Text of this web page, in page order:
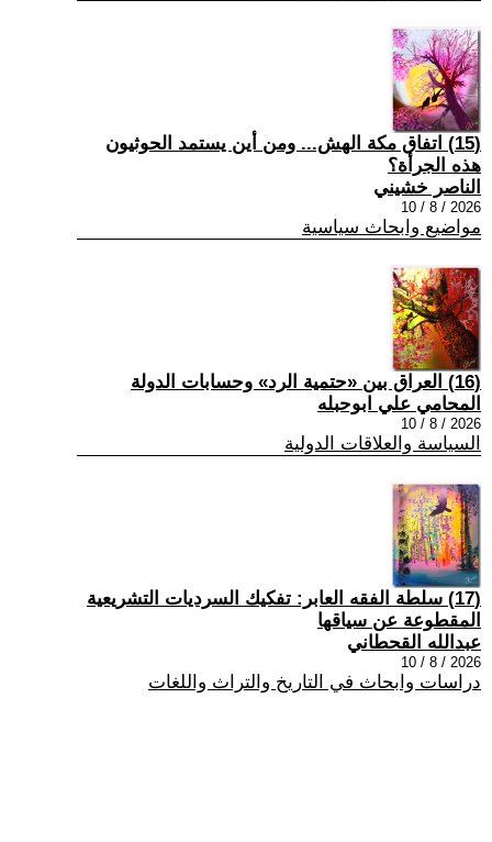
(15) اتفاق مكة الهش... ومن أين يستمد الحوثيون
هذه الجرأة؟
الناصر خشيني
2026 / 8 / 10
مواضيع وابحاث سياسية
(16) العراق بين «حتمية الرد» وحسابات الدولة
المحامي علي ابوحبله
2026 / 8 / 10
السياسة والعلاقات الدولية
(17) سلطة الفقه العابر: تفكيك السرديات التشريعية
المقطوعة عن سياقها
عبدالله القحطاني
2026 / 8 / 10
دراسات وابحاث في التاريخ والتراث واللغات